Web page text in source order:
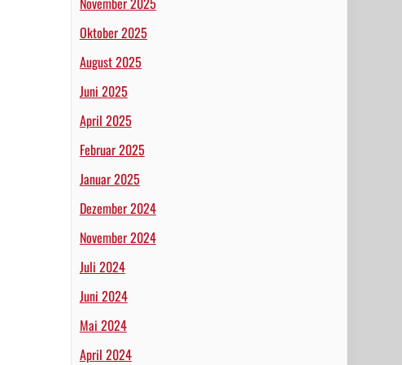
Oktober 2025
August 2025
Juni 2025
April 2025
Februar 2025
Januar 2025
Dezember 2024
November 2024
Juli 2024
Juni 2024
Mai 2024
April 2024